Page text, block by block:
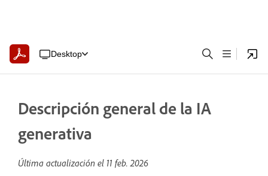
Desktop
Descripción general de la IA
generativa
Última actualización el 11 feb. 2026